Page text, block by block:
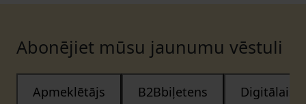
Abonējiet mūsu jaunumu vēstuli
Apmeklētājs B2Bbiļetens Digitālais